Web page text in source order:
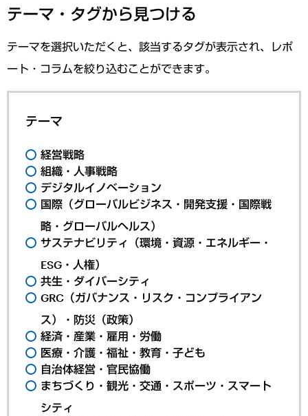
テーマ・タグから見つける
テーマを選択いただくと、該当するタグが表示され、レポ
ート・コラムを絞り込むことができます。
テーマ
経営戦略
組織・人事戦略
デジタルイノベーション
国際（グローバルビジネス・開発支援・国際戦
略・グローバルヘルス）
サステナビリティ（環境・資源・エネルギー・
ESG・人権）
共生・ダイバーシティ
GRC（ガバナンス・リスク・コンプライアン
ス）・防災（政策）
経済・産業・雇用・労働
医療・介護・福祉・教育・子ども
自治体経営・官民協働
まちづくり・観光・交通・スポーツ・スマート
シティ